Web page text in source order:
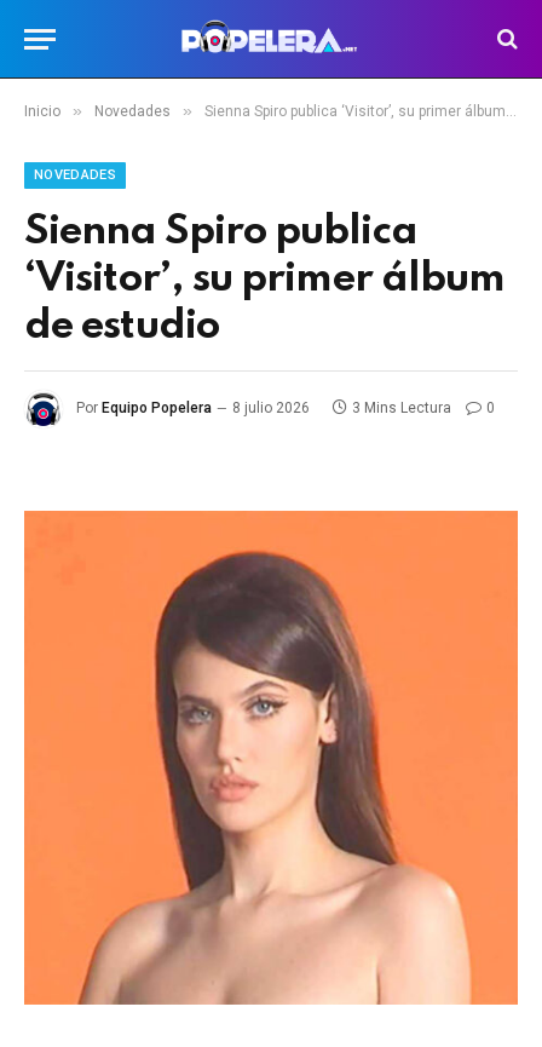
Inicio » Novedades » Sienna Spiro publica ‘Visitor’, su primer álbum de estudio
NOVEDADES
Sienna Spiro publica
‘Visitor’, su primer álbum
de estudio
Por Equipo Popelera 8 julio 2026 3 Mins Lectura 0